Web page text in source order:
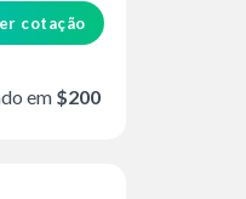
cotação
em $200